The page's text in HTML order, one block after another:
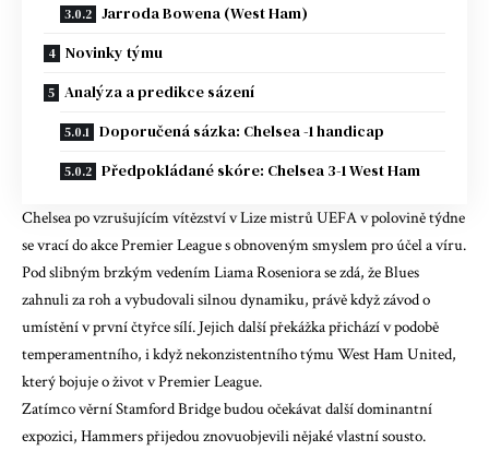
Jarroda Bowena (West Ham)
Novinky týmu
Analýza a predikce sázení
Doporučená sázka: Chelsea -1 handicap
Předpokládané skóre: Chelsea 3-1 West Ham
Chelsea po vzrušujícím vítězství v Lize mistrů UEFA v polovině týdne
se vrací do akce Premier League s obnoveným smyslem pro účel a víru.
Pod slibným brzkým vedením Liama ​​Roseniora se zdá, že Blues
zahnuli za roh a vybudovali silnou dynamiku, právě když závod o
umístění v první čtyřce sílí. Jejich další překážka přichází v podobě
temperamentního, i když nekonzistentního týmu West Ham United,
který bojuje o život v Premier League.
Zatímco věrní Stamford Bridge budou očekávat další dominantní
expozici, Hammers přijedou znovuobjevili nějaké vlastní sousto.